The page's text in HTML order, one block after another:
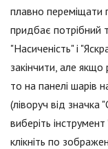
плавно переміщати
придбає потрібний
"Насиченість" і
закінчити, але якщо
то на панелі шарів
(ліворуч від значка
виберіть
клікніть по